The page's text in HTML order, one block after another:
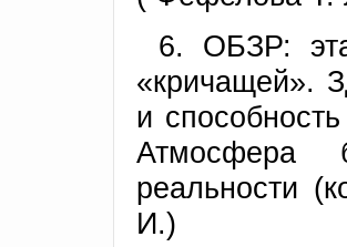
6. ОБЗР:
«кричащей».
и
Атмосфера
реальности
И.)